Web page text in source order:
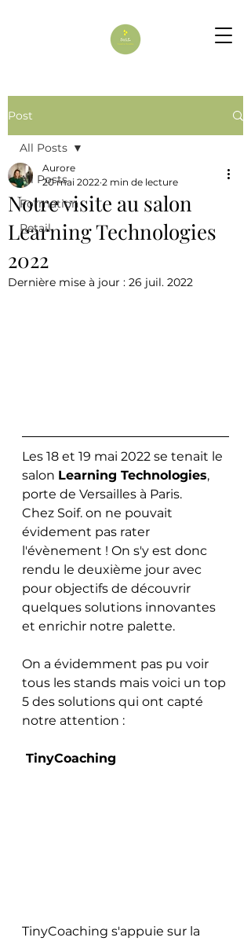
Post
All Posts
Formation
Retail
All Posts
Notre visite au salon
Learning Technologies
2022
Aurore
20 mai 2022 2 min de lecture
Dernière mise à jour : 26 juil. 2022
Les 18 et 19 mai 2022 se tenait le
salon Learning Technologies,
porte de Versailles à Paris.
Chez Soif. on ne pouvait
évidement pas rater
l'évènement ! On s'y est donc
rendu le deuxième jour avec
pour objectifs de découvrir
quelques solutions innovantes
et enrichir notre palette.
On a évidemment pas pu voir
tous les stands mais voici un top
5 des solutions qui ont capté
notre attention :
TinyCoaching
TinyCoaching s'appuie sur la